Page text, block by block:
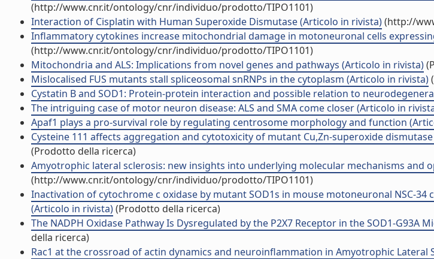
(http://www.cnr.it/ontology/cnr/individuo/prodotto/TIPO1101)
Interaction of Cisplatin with Human Superoxide Dismutase (Articolo in rivista)(http://
Inflammatory cytokines increase mitochondrial damage in motoneuronal cells
(http://www.cnr.it/ontology/cnr/individuo/prodotto/TIPO1101)
Mitochondria and ALS: Implications from novel genes and pathways (Articolo in rivista)
Mislocalised FUS mutants stall spliceosomal snRNPs in the cytoplasm (Articolo in rivista)
Cystatin B and SOD1: Protein-protein interaction and possible relation to
The intriguing case of motor neuron disease: ALS and SMA come closer (Articolo in
Apaf1 plays a pro-survival role by regulating centrosome morphology and function
Cysteine 111 affects aggregation and cytotoxicity of mutant Cu,Zn-superoxide
(Prodotto della ricerca)
Amyotrophic lateral sclerosis: new insights into underlying molecular mechanisms
(http://www.cnr.it/ontology/cnr/individuo/prodotto/TIPO1101)
Inactivation of cytochrome c oxidase by mutant SOD1s in mouse motoneuronal NSC-
(Articolo in rivista)(Prodotto della ricerca)
The NADPH Oxidase Pathway Is Dysregulated by the P2X7 Receptor in the SOD1-
della ricerca)
Rac1 at the crossroad of actin dynamics and neuroinflammation in Amyotrophic Lateral